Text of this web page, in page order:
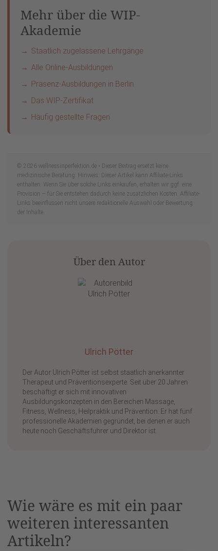
Mehr über die WIP-
Akademie
Staatlich zugelassene Lehrgänge
Alle Online-Ausbildungen
Präsenz-Ausbildungen in Berlin
Das WIP-Zertifikat
Häufig gestellte Fragen
© 2026 wellnessinperfektion.de • Dieser Beitrag ersetzt keine
medizinische Beratung. Hinweis: Dieser Artikel kann Affiliate-Links
enthalten. Wenn Sie über solche Links einkaufen, erhalten wir ggf. eine
Provision – für Sie entstehen dadurch keine zusätzlichen Kosten. Affiliate-
Links beeinflussen nicht unsere redaktionelle Auswahl oder Bewertung
der Inhalte.
Über den Autor
Ulrich Pötter
Der Autor Ulrich Pötter ist selbst staatlich anerkannter
Therapeut und Präventionsexperte. Seit über 20 Jahren
beschäftigt er sich mit innovativen
Ausbildungskonzepten in den Bereichen Massage,
Fitness, Wellness, Heilpraktik und Prävention. Er hat fünf
professionelle Akademien gegründet, bei denen er auch
heute noch Geschäftsführer und Direktor ist.
Wie wäre es mit ein paar
weiteren interessanten
Artikeln?